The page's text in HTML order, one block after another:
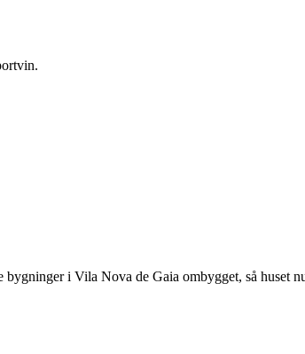
i Vila Nova de Gaia ombygget, så huset